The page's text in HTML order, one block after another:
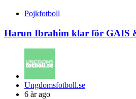
Pojkfotboll
Harun Ibrahim klar för GAIS
Posted
by
Ungdomsfotboll.se
6 år ago